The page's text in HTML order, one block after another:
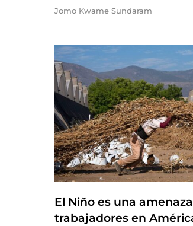
Jomo Kwame Sundaram
El Niño es una
trabajadores en